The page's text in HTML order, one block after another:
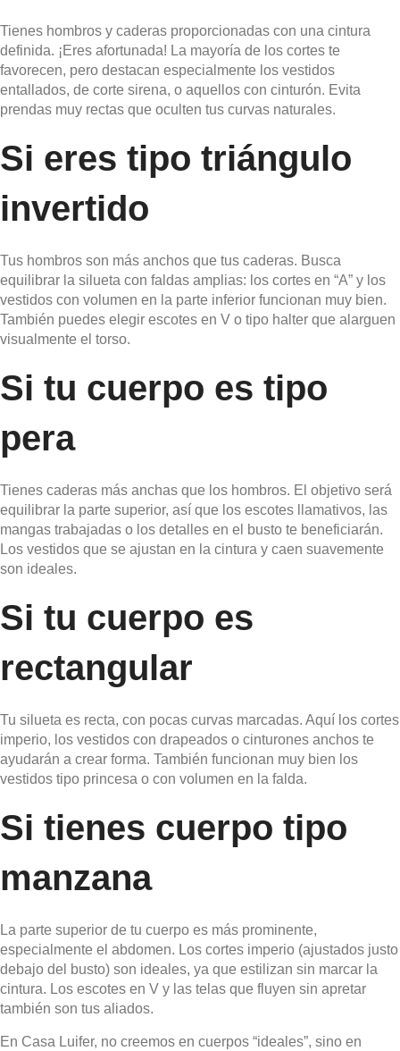
Tienes hombros y caderas proporcionadas con una cintura
definida. ¡Eres afortunada! La mayoría de los cortes te
favorecen, pero destacan especialmente los vestidos
entallados, de corte sirena, o aquellos con cinturón. Evita
prendas muy rectas que oculten tus curvas naturales.
Si eres tipo triángulo
invertido
Tus hombros son más anchos que tus caderas. Busca
equilibrar la silueta con faldas amplias: los cortes en “A” y los
vestidos con volumen en la parte inferior funcionan muy bien.
También puedes elegir escotes en V o tipo halter que alarguen
visualmente el torso.
Si tu cuerpo es tipo
pera
Tienes caderas más anchas que los hombros. El objetivo será
equilibrar la parte superior, así que los escotes llamativos, las
mangas trabajadas o los detalles en el busto te beneficiarán.
Los vestidos que se ajustan en la cintura y caen suavemente
son ideales.
Si tu cuerpo es
rectangular
Tu silueta es recta, con pocas curvas marcadas. Aquí los cortes
imperio, los vestidos con drapeados o cinturones anchos te
ayudarán a crear forma. También funcionan muy bien los
vestidos tipo princesa o con volumen en la falda.
Si tienes cuerpo tipo
manzana
La parte superior de tu cuerpo es más prominente,
especialmente el abdomen. Los cortes imperio (ajustados justo
debajo del busto) son ideales, ya que estilizan sin marcar la
cintura. Los escotes en V y las telas que fluyen sin apretar
también son tus aliados.
En Casa Luifer, no creemos en cuerpos “ideales”, sino en